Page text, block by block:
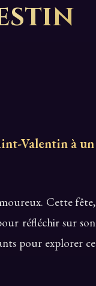
Valentin à un
Cette fête,
réfléchir sur son
pour explorer ce